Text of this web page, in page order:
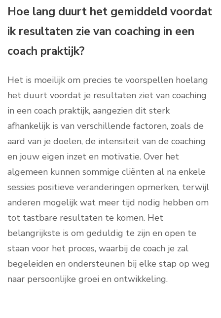
Hoe lang duurt het gemiddeld voordat
ik resultaten zie van coaching in een
coach praktijk?
Het is moeilijk om precies te voorspellen hoelang
het duurt voordat je resultaten ziet van coaching
in een coach praktijk, aangezien dit sterk
afhankelijk is van verschillende factoren, zoals de
aard van je doelen, de intensiteit van de coaching
en jouw eigen inzet en motivatie. Over het
algemeen kunnen sommige cliënten al na enkele
sessies positieve veranderingen opmerken, terwijl
anderen mogelijk wat meer tijd nodig hebben om
tot tastbare resultaten te komen. Het
belangrijkste is om geduldig te zijn en open te
staan voor het proces, waarbij de coach je zal
begeleiden en ondersteunen bij elke stap op weg
naar persoonlijke groei en ontwikkeling.